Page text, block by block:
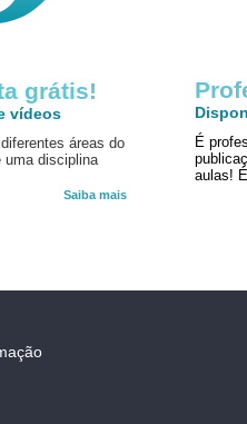
grátis!
vídeos
áreas do
uma disciplina
Saiba mais
É
aulas!